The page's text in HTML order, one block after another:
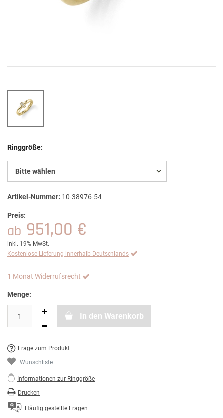
Ringgröße:
Bitte wählen
Artikel-Nummer: 10-38976-54
Preis:
ab 951,00 €
inkl. 19% MwSt.
Kostenlose Lieferung innerhalb Deutschlands
1 Monat Widerrufsrecht
Menge:
In den Warenkorb
Frage zum Produkt
Wunschliste
Informationen zur Ringgröße
Drucken
Häufig gestellte Fragen